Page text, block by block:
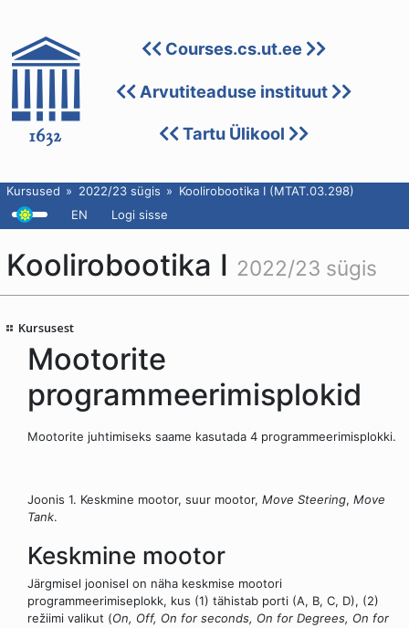
Courses.cs.ut.ee
Arvutiteaduse instituut
Tartu Ülikool
Kursused 2022/23 sügis
Koolirobootika I (MTAT.03.298)
EN
Logi sisse
Koolirobootika I 2022/23 sügis
Kursusest
Mootorite
programmeerimisplokid
Mootorite juhtimiseks saame kasutada 4 programmeerimisplokki.
Joonis 1. Keskmine mootor, suur mootor, Move Steering, Move
Tank.
Keskmine mootor
Järgmisel joonisel on näha keskmise mootori
programmeerimiseplokk, kus (1) tähistab porti (A, B, C, D), (2)
režiimi valikut (On, Off, On for seconds, On for Degrees, On for